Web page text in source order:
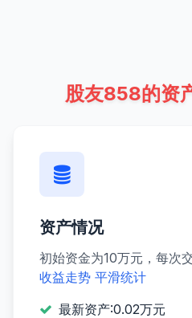
股友858的资
资产情况
初始资金为10万元，每次
收益走势 平滑统计
最新资产:0.02万元